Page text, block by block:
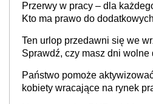
refundacji, ale bariery po
świadomości pracodawców
Przerwy w pracy – dla
Kto ma prawo do
Ten urlop przedawni się we
Sprawdź, czy masz dni wolne
Państwo pomoże
kobiety wracające na rynek